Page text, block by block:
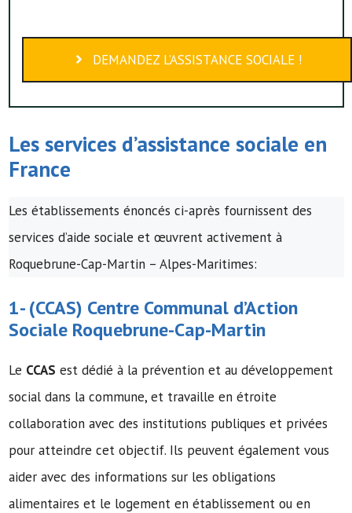
DEMANDEZ L’ASSISTANCE SOCIALE !
Les services d’assistance sociale en
France
Les établissements énoncés ci-après fournissent des
services d’aide sociale et œuvrent activement à
Roquebrune-Cap-Martin – Alpes-Maritimes:
1- (CCAS) Centre Communal d’Action
Sociale Roquebrune-Cap-Martin
Le CCAS est dédié à la prévention et au développement
social dans la commune, et travaille en étroite
collaboration avec des institutions publiques et privées
pour atteindre cet objectif. Ils peuvent également vous
aider avec des informations sur les obligations
alimentaires et le logement en établissement ou en